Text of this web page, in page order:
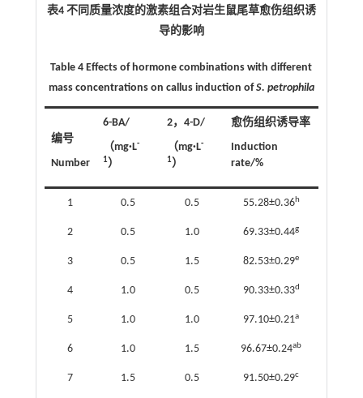
表4 不同质量浓度的激素组合对岩生鼠尾草愈伤组织诱
导的影响
Table 4 Effects of hormone combinations with different
mass concentrations on callus induction ofS. petrophila
编号
Number
6-BA/
（mg·L-
1）
2，4-D/
（mg·L-
1）
愈伤组织诱导率
Induction
rate/%
1 0.5 0.5 55.28±0.36 h
2 0.5 1.0 69.33±0.44g
3 0.5 1.5 82.53±0.29e
4 1.0 0.5 90.33±0.33d
5 1.0 1.0 97.10±0.21a
6 1.0 1.5 96.67±0.24ab
7 1.5 0.5 91.50±0.29c